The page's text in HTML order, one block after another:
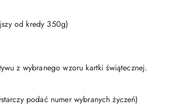
od kredy 350g)
z wybranego wzoru kartki świątecznej.
podać numer wybranych życzeń)